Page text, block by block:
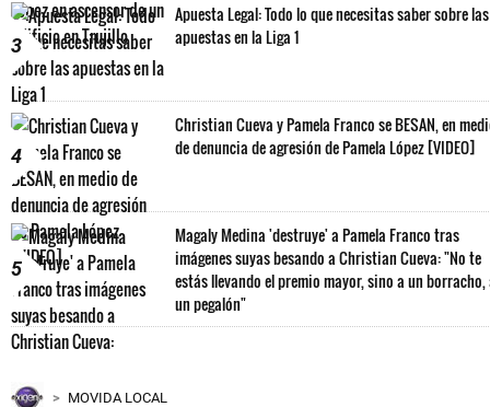
3
Apuesta Legal: Todo lo que necesitas saber sobre las
apuestas en la Liga 1
4
Christian Cueva y Pamela Franco se BESAN, en
de denuncia de agresión de Pamela López [VIDEO]
5
Magaly Medina 'destruye' a Pamela Franco tras
imágenes suyas besando a Christian Cueva: "No te
estás llevando el premio mayor, sino a un borracho,
un pegalón"
MOVIDA LOCAL